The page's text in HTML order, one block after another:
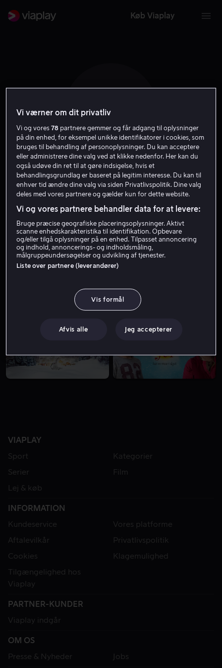
Køb Viaplay
L L B
Liv Leman Brandorf
Skuespiller
Fra 49 kr
VIAPLAY
Sport
Kategorier
Serier
Film
Lej & køb
INFORMATION
Kundeservice
Vores platforme
Aftalevilkår
Privatlivspolitik
Cookies
Klagemulighed
Tilgængelighed hos
Viaplay
PARTNER-KUNDER
Viaplay indgår
OM OS
Presse & Nyheder
Jobs
Vi værner om dit privatliv
Vi og vores78 partnere gemmer og får adgang til oplysninger
på din enhed, for eksempel unikke identifikatorer i cookies, som
bruges til behandling af personoplysninger. Du kan acceptere
eller administrere dine valg ved at klikke nedenfor. Her kan du
også udøve din ret til at gøre indsigelse, hvis et
behandlingsgrundlag er baseret på legitim interesse. Du kan til
enhver tid ændre dine valg via siden Privatlivspolitik. Dine valg
deles med vores partnere og gælder kun for dette website.
Vi og vores partnere behandler data for at levere:
Bruge præcise geografiske placeringsoplysninger. Aktivt
scanne enhedskarakteristika til identifikation. Opbevare
og/eller tilgå oplysninger på en enhed. Tilpasset annoncering
og indhold, annoncerings- og indholdsmåling,
målgruppeundersøgelser og udvikling af tjenester.
Liste over partnere (leverandører)
Vis formål
Afvis alle Jeg accepterer